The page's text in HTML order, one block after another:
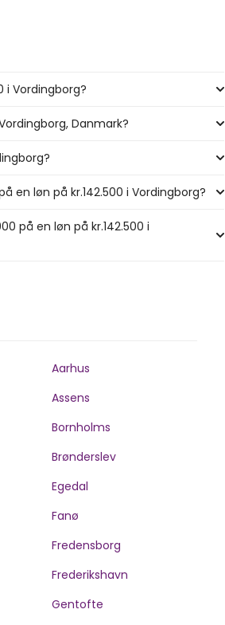
i Vordingborg?
Danmark?
en løn på kr.142.500 i Vordingborg?
på en løn på kr.142.500 i
Aarhus
Assens
Bornholms
Brønderslev
Egedal
Fanø
Fredensborg
Frederikshavn
Gentofte